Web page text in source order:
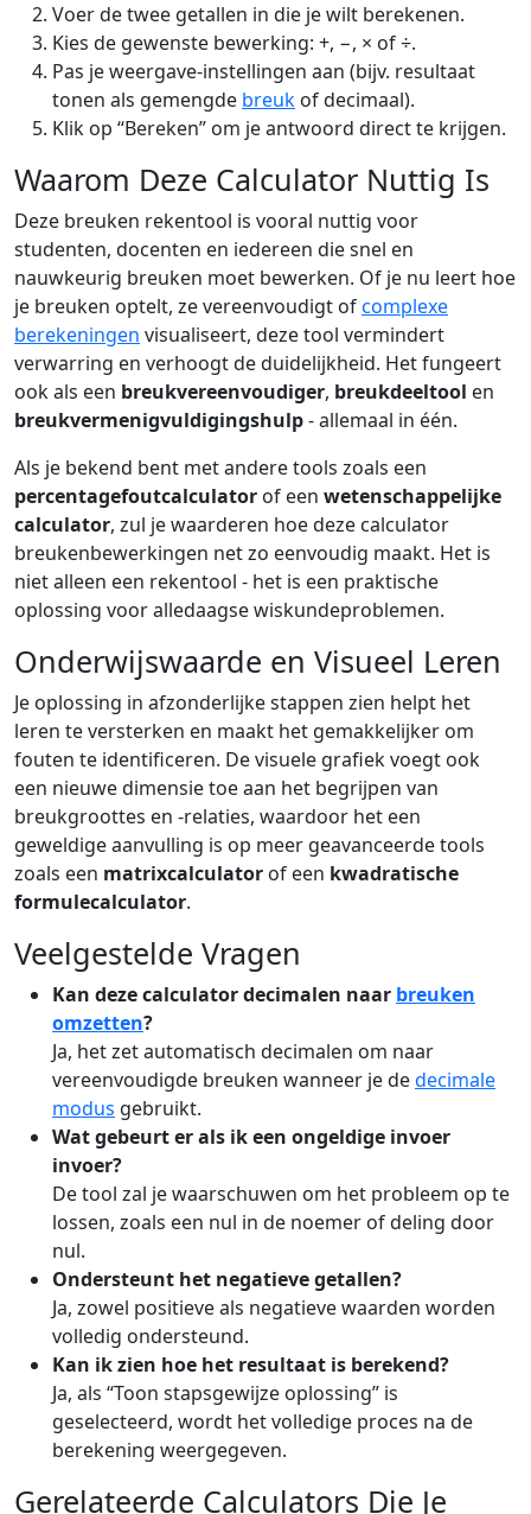
Voer de twee getallen in die je wilt berekenen.
Kies de gewenste bewerking: +, −, × of ÷.
Pas je weergave-instellingen aan (bijv. resultaat
tonen als gemengde breuk of decimaal).
Klik op “Bereken” om je antwoord direct te krijgen.
Waarom Deze Calculator Nuttig Is
Deze breuken rekentool is vooral nuttig voor
studenten, docenten en iedereen die snel en
nauwkeurig breuken moet bewerken. Of je nu leert hoe
je breuken optelt, ze vereenvoudigt ofcomplexe
berekeningen visualiseert, deze tool vermindert
verwarring en verhoogt de duidelijkheid. Het fungeert
ook als een breukvereenvoudiger, breukdeeltool en
breukvermenigvuldigingshulp- allemaal in één.
Als je bekend bent met andere tools zoals een
percentagefoutcalculator of een wetenschappelijke
calculator, zul je waarderen hoe deze calculator
breukenbewerkingen net zo eenvoudig maakt. Het is
niet alleen een rekentool - het is een praktische
oplossing voor alledaagse wiskundeproblemen.
Onderwijswaarde en Visueel Leren
Je oplossing in afzonderlijke stappen zien helpt het
leren te versterken en maakt het gemakkelijker om
fouten te identificeren. De visuele grafiek voegt ook
een nieuwe dimensie toe aan het begrijpen van
breukgroottes en -relaties, waardoor het een
geweldige aanvulling is op meer geavanceerde tools
zoals een matrixcalculator of een kwadratische
formulecalculator.
Veelgestelde Vragen
Kan deze calculator decimalen naar breuken
omzetten?
Ja, het zet automatisch decimalen om naar
vereenvoudigde breuken wanneer je dedecimale
modus gebruikt.
Wat gebeurt er als ik een ongeldige invoer
invoer?
De tool zal je waarschuwen om het probleem op te
lossen, zoals een nul in de noemer of deling door
nul.
Ondersteunt het negatieve getallen?
Ja, zowel positieve als negatieve waarden worden
volledig ondersteund.
Kan ik zien hoe het resultaat is berekend?
Ja, als “Toon stapsgewijze oplossing” is
geselecteerd, wordt het volledige proces na de
berekening weergegeven.
Gerelateerde Calculators Die Je